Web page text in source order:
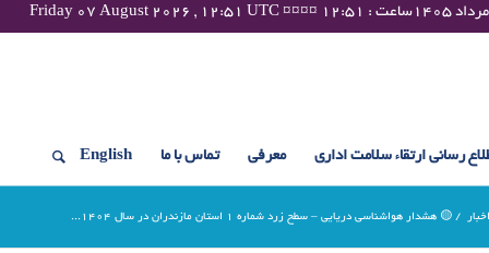
رسانی ارتقاء سلامت اداری معرفی تماس با ما English
اخبار / 🟡 هشدار هواشناسی دریایی – سطح زرد شماره 1 استان مازندران در سال ۱۴۰۴...